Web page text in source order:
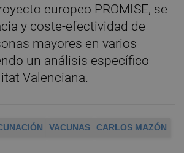
europeo PROMISE, se
y coste-efectividad de
mayores en varios
un análisis específico
Valenciana.
VACUNAS CARLOS MAZÓN